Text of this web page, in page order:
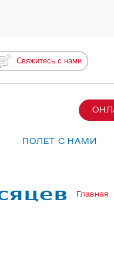
Свяжитесь с нами
ПОЛЕТ С НАМИ
Главная